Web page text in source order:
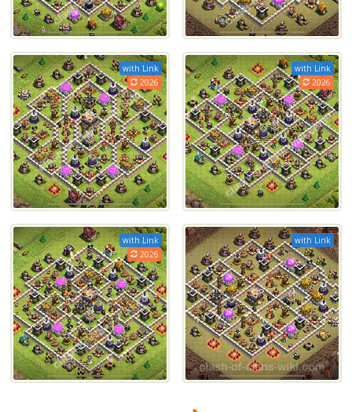
with Link
2026
with Link
2026
with Link
2026
with Link